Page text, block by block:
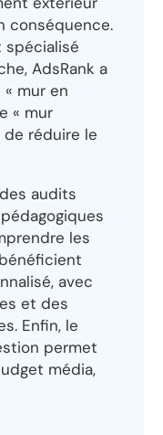
conséquence.
spécialisé
AdsRank a
mur en
« mur
de réduire le
audits
les
avec
et des
Enfin, le
permet
média,